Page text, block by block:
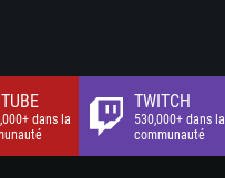
dans la
TWITCH
530,000+ dans la
communauté